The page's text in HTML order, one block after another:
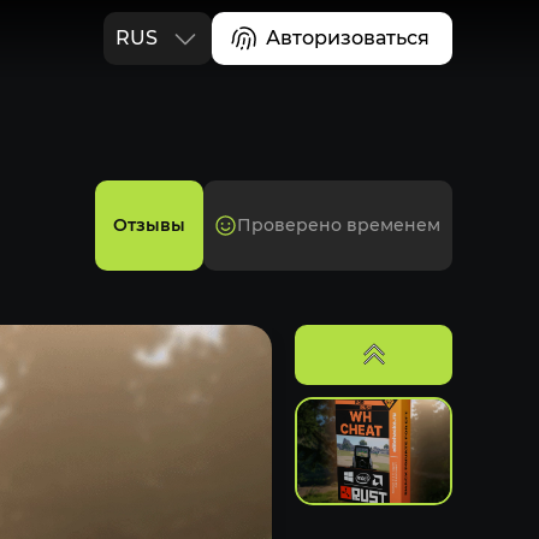
RUS
Авторизоваться
Отзывы Проверено временем